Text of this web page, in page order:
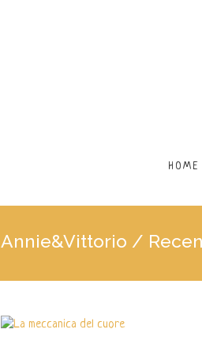
HOME
Annie&Vittorio /